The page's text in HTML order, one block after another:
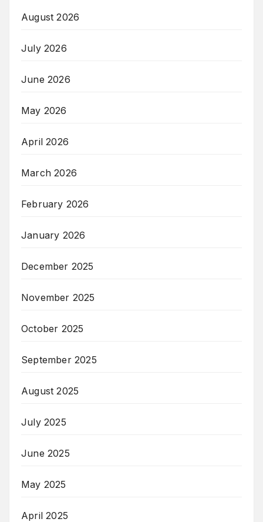
August 2026
July 2026
June 2026
May 2026
April 2026
March 2026
February 2026
January 2026
December 2025
November 2025
October 2025
September 2025
August 2025
July 2025
June 2025
May 2025
April 2025